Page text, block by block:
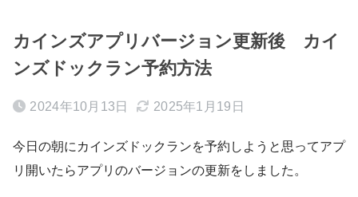
カインズアプリバージョン更新後 カイ
ンズドックラン予約方法
2024年10月13日 2025年1月19日
今日の朝にカインズドックランを予約しようと思ってアプ
リ開いたらアプリのバージョンの更新をしました。